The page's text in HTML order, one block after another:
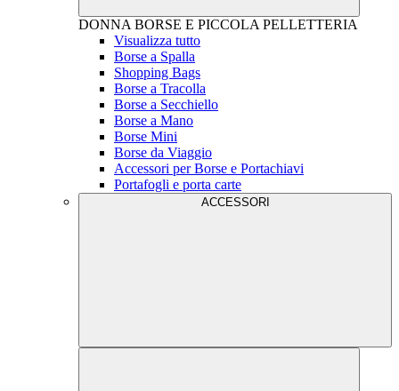
DONNA BORSE E PICCOLA PELLETTERIA
Visualizza tutto
Borse a Spalla
Shopping Bags
Borse a Tracolla
Borse a Secchiello
Borse a Mano
Borse Mini
Borse da Viaggio
Accessori per Borse e Portachiavi
Portafogli e porta carte
ACCESSORI